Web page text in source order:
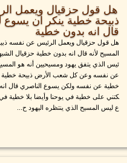
هل قول حزقيال ويعمل
ذبيحة خطية ينكر ان يسوع
قال انه بدون خطية
هل قول حزقيال ويعمل الرئيس عن نفسه
المسيح لأنه قال انه بدون خطية حزقيال
ئيس الذي يتفق يهود ومسيحيين أنه هو
عن نفسه وعن كل شعب الأرض ذبيحة خطية
خطية عن نفسه ولكن يسوع الناصري قال
كتني على خطية في يوحنا وأيضا بلا خطية
ع ليس المسيح الذي ينتظره اليهود ح...